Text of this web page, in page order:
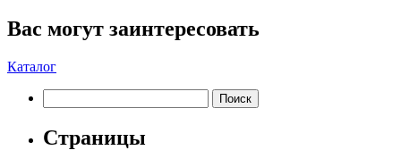
Вас могут заинтересовать
Каталог
Страницы